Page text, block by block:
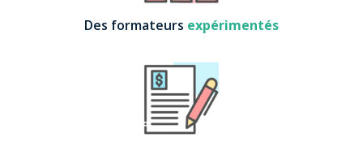
Des formateurs expérimentés